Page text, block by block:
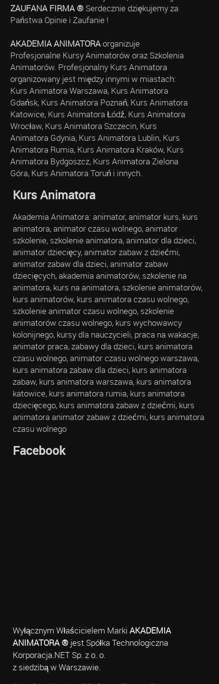
ZAUFANA FIRMA ®Serdecznie dziękujemy za
Państwa Opinie i Zaufanie !
AKADEMIA ANIMATORAorganizuje
Profesjonalne Kursy Animatorów oraz Szkolenia
Animatorów. Profesjonalny Kurs Animatora
organizowany jest między innymi w miastach:
Kurs Animatora Warszawa, Kurs Animatora
Gdańsk, Kurs Animatora Poznań, Kurs Animatora
Katowice, Kurs Animatora Łódź, Kurs Animatora
Wrocław, Kurs Animatora Szczecin, Kurs
Animatora Gdynia, Kurs Animatora Lublin, Kurs
Animatora Rumia, Kurs Animatora Kraków, Kurs
Animatora Bydgoszcz, Kurs Animatora Zielona
Góra, Kurs Animatora Toruń i innych.
Kurs Animatora
Akademia Animatora: animator, animator kurs, kurs
animatora, animator czasu wolnego, animator
szkolenie, szkolenie animatora, animator dla dzieci,
animator dziecięcy, animator zabaw z dziećmi,
animator zabaw dla dzieci, animator zabaw
dziecięcych, akademia animatorów, szkolenie na
animatora, kurs na animatora, szkolenie animatorów,
kurs animatorów, kurs animatora czasu wolnego,
szkolenie animator czasu wolnego, szkolenie
animatorów czasu wolnego, kurs wychowawcy
kolonijnego, kursy dla nauczycieli, praca na wakacje,
animator praca, zabawy dla dzieci, kurs animatora
czasu wolnego, animator czasu wolnego warszawa,
kurs animatora zabaw dla dzieci, kurs animatora
zabaw, kurs animatora warszawa, kurs animatora
katowice, kurs animatora rumia, kurs animatora
dziecięcego, kurs animatora zabaw z dziećmi, kurs
animatora animator zabaw z dziećmi, kurs animatora
czasu wolnego
Facebook
Wyłącznym Właścicielem Marki AKADEMIA
ANIMATORA ®jest Spółka Technologiczna
Korporacja.NET Sp. z o. o.
z siedzibą w Warszawie.